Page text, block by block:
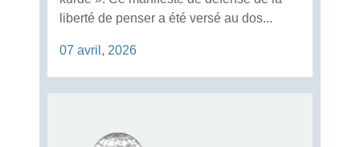
liberté de penser a été versé au dos...
07 avril, 2026